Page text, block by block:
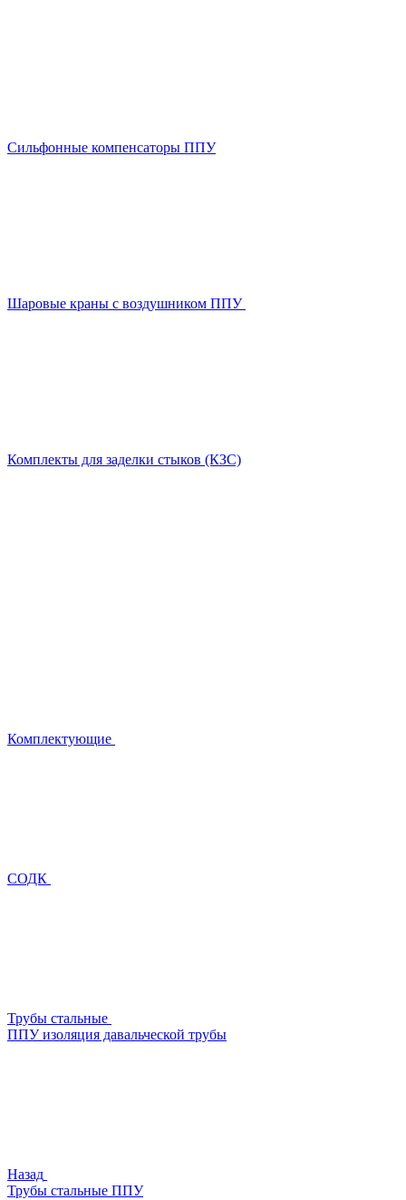
Сильфонные компенсаторы ППУ
Шаровые краны с воздушником ППУ
Комплекты для заделки стыков (КЗС)
Комплектующие
СОДК
Трубы стальные
ППУ изоляция давальческой трубы
Назад
Трубы стальные ППУ